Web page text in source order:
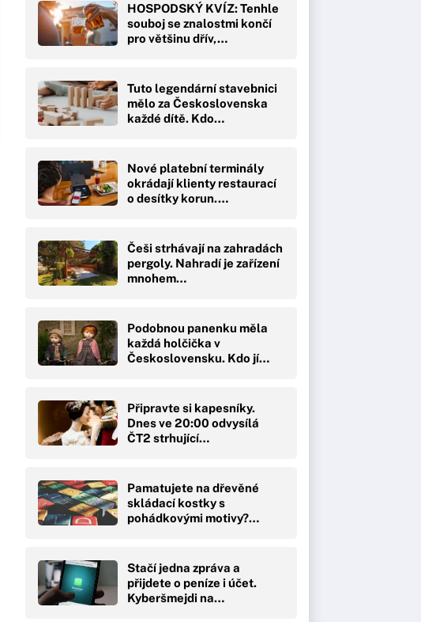
HOSPODSKÝ KVÍZ: Tenhle
souboj se znalostmi končí
pro většinu dřív,…
Tuto legendární stavebnici
mělo za Československa
každé dítě. Kdo…
Nové platební terminály
okrádají klienty restaurací
o desítky korun.…
Češi strhávají na zahradách
pergoly. Nahradí je zařízení
mnohem…
Podobnou panenku měla
každá holčička v
Československu. Kdo jí…
Připravte si kapesníky.
Dnes ve 20:00 odvysílá
ČT2 strhující…
Pamatujete na dřevěné
skládací kostky s
pohádkovými motivy?…
Stačí jedna zpráva a
přijdete o peníze i účet.
Kyberšmejdi na…